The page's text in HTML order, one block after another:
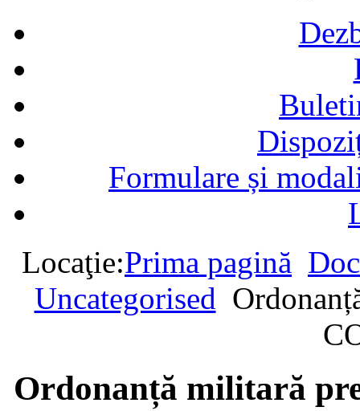
Formulare și
Locaţie:Prima pagină
Uncategorised
Ordonanță militară